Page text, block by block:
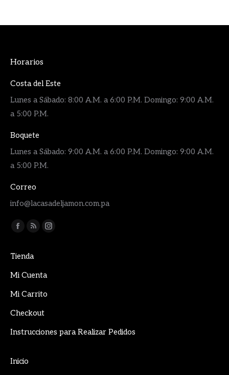
Horarios
Costa del Este
Lunes a Sábado: 8:00 A.M. a 6:00 P.M. Domingo: 9:00 A.M.
a 5:00 P.M.
Boquete
Lunes a Sábado: 9:00 A.M. a 6:00 P.M. Domingo: 9:00 A.M.
a 5:00 P.M.
Correo
info@lacasadeljamon.com.pa
Encuéntranos en:
Facebook
opens
in
window
Rss
opens
in
window
Instagram
Tienda
Mi Cuenta
Mi Carrito
Checkout
Instrucciones para Realizar Pedidos
Inicio